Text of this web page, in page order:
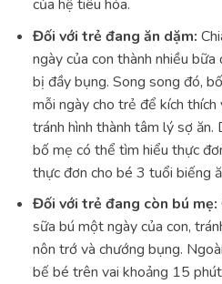
của hệ tiêu hóa.
Đối với trẻ đang ăn dặm:
ngày của con thành nhiều
bị đầy bụng. Song song đó,
mỗi ngày cho trẻ để kích thích
tránh hình thành tâm lý sợ
bố mẹ có thể tìm hiểu thực
thực đơn cho bé 3 tuổi biếng
Đối với trẻ đang còn bú mẹ:
sữa bú một ngày của con,
nôn trớ và chướng bụng.
bế bé trên vai khoảng 15